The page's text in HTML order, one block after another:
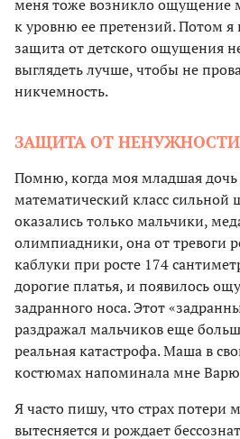
меня тоже возникло ощущение
к уровню ее претензий. Потом я
защита от детского ощущения
выглядеть лучше, чтобы не
никчемность.
ЗАЩИТА ОТ НЕНУЖНОСТИ
Помню, когда моя младшая дочь
математический класс
оказались только мальчики,
олимпиадники, она от тревоги
каблуки при росте 174
дорогие платья, и появилось
задранного носа. Этот
раздражал мальчиков еще
реальная катастрофа. Маша в
костюмах напоминала мне
Я часто пишу, что страх потери
вытесняется и рождает